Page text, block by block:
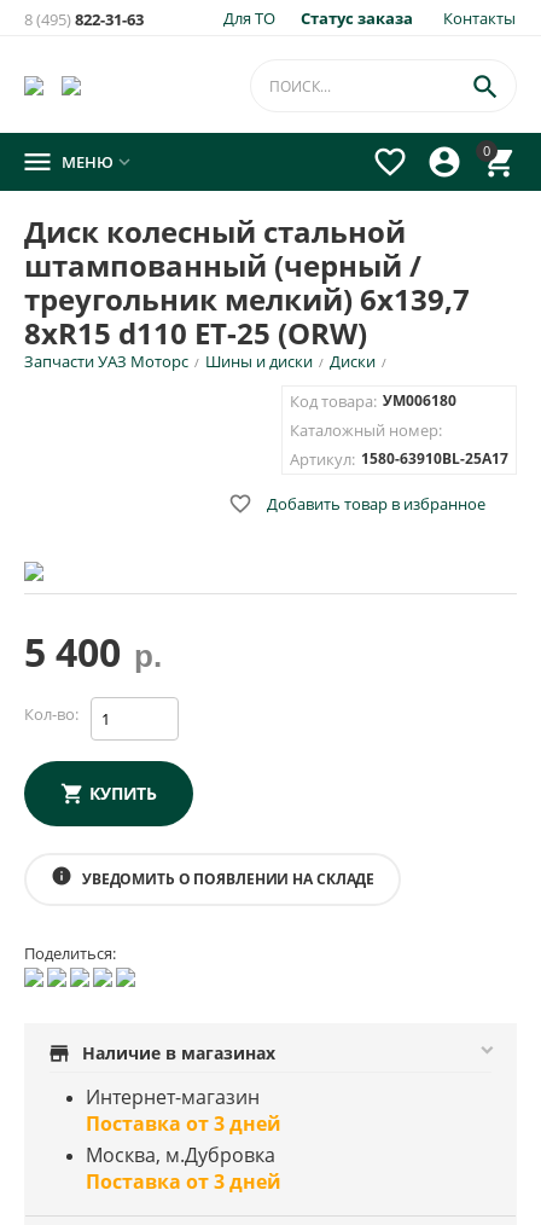
Для ТО Статус заказа Контакты
8 (495)822-31-63
0




 МЕНЮ 
Диск колесный стальной
штампованный (черный /
треугольник мелкий) 6x139,7
8xR15 d110 ET-25 (ORW)
Запчасти УАЗ Моторс / Шины и диски / Диски /
Код товара: УМ006180
Каталожный номер:
Артикул: 1580-63910BL-25A17
 Добавить товар в избранное
5 400 р.
Кол-во:
КУПИТЬ
info УВЕДОМИТЬ О ПОЯВЛЕНИИ НА СКЛАДЕ
товара:
×
Диск колесный стальной штампованный (черный /
треугольник мелкий) 6x139,7 8xR15 d110 ET-25 (ORW)
E-mail для уведомления письмом
Номер телефона для SMS уведомления
Поделиться:
store Наличие в магазинах
Интернет-магазин
Поставка от 3 дней
Москва, м.Дубровка
Поставка от 3 дней